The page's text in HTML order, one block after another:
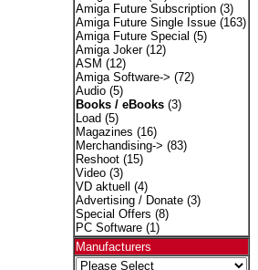
Amiga Future Subscription(3)
Amiga Future Single Issue(163)
Amiga Future Special (5)
Amiga Joker(12)
ASM (12)
Amiga Software-> (72)
Audio(5)
Books / eBooks(3)
Load (5)
Magazines (16)
Merchandising-> (83)
Reshoot(15)
Video(3)
VD aktuell
(4)
Advertising / Donate(3)
Special Offers (8)
PC Software(1)
Manufacturers